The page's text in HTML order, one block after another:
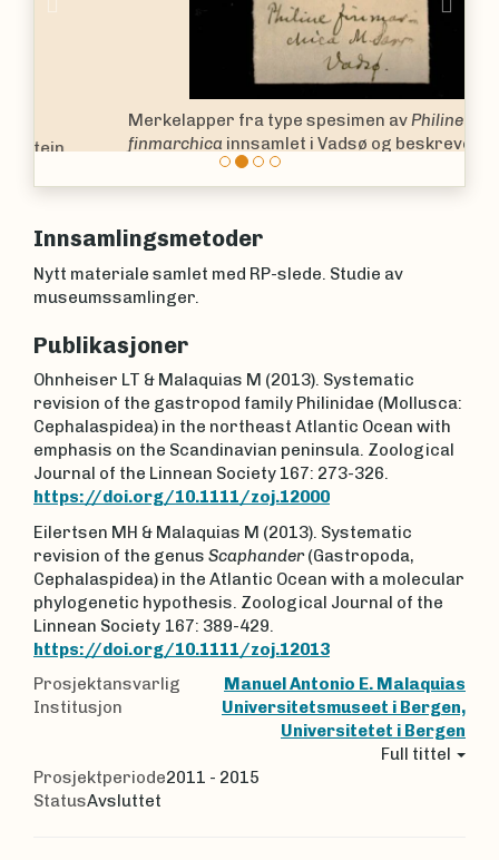
Merkelapper fra type spesimen avPhiline
finmarchicainnsamlet i Vadsø og beskrevet av den
kjente norske zoologen og presten Michael Sars.
Naturhistorisk Museum i Oslo.
Innsamlingsmetoder
Nytt materiale samlet med RP-slede. Studie av
museumssamlinger.
Publikasjoner
Ohnheiser LT & Malaquias M (2013). Systematic
revision of the gastropod family Philinidae (Mollusca:
Cephalaspidea) in the northeast Atlantic Ocean with
emphasis on the Scandinavian peninsula. Zoological
Journal of the Linnean Society 167: 273-326.
https://doi.org/10.1111/zoj.12000
Eilertsen MH & Malaquias M (2013). Systematic
revision of the genus Scaphander(Gastropoda,
Cephalaspidea) in the Atlantic Ocean with a molecular
phylogenetic hypothesis. Zoological Journal of the
Linnean Society 167: 389-429.
https://doi.org/10.1111/zoj.12013
Prosjektansvarlig
Manuel Antonio E. Malaquias
Institusjon
Universitetsmuseet i Bergen,
Universitetet i Bergen
Full tittel
Prosjektperiode2011 - 2015
StatusAvsluttet